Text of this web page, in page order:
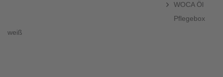
WOCA Öl
Pflegebox
weiß